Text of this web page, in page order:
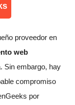
proveedor en
web
Sin embargo, hay
compromiso
por